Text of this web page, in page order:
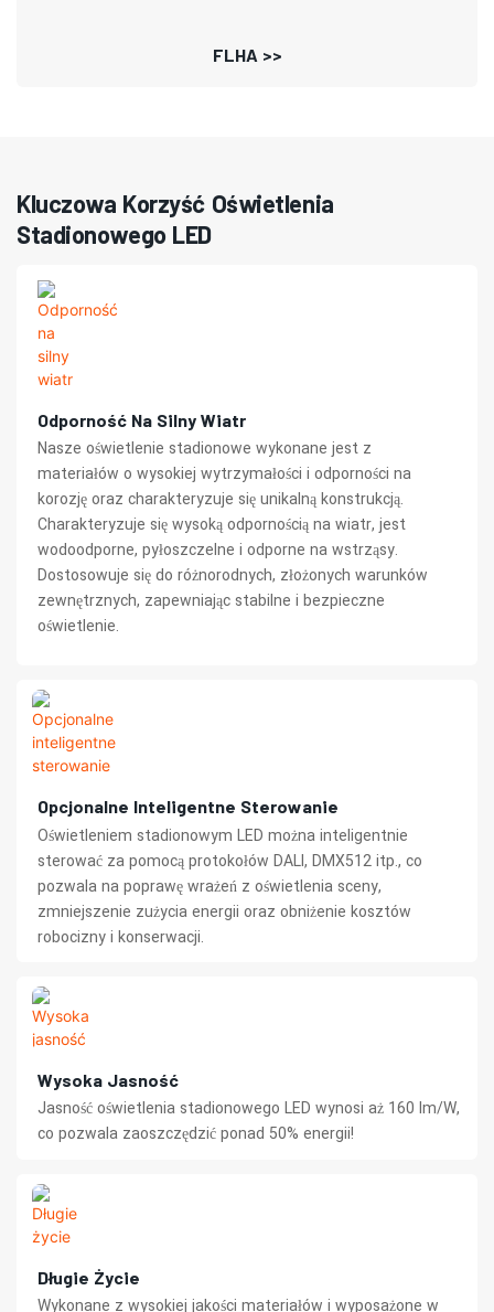
FLHA >>
Kluczowa Korzyść Oświetlenia
Stadionowego LED
Odporność Na Silny Wiatr
Nasze oświetlenie stadionowe wykonane jest z
materiałów o wysokiej wytrzymałości i odporności na
korozję oraz charakteryzuje się unikalną konstrukcją.
Charakteryzuje się wysoką odpornością na wiatr, jest
wodoodporne, pyłoszczelne i odporne na wstrząsy.
Dostosowuje się do różnorodnych, złożonych warunków
zewnętrznych, zapewniając stabilne i bezpieczne
oświetlenie.
Opcjonalne Inteligentne Sterowanie
Oświetleniem stadionowym LED można inteligentnie
sterować za pomocą protokołów DALI, DMX512 itp., co
pozwala na poprawę wrażeń z oświetlenia sceny,
zmniejszenie zużycia energii oraz obniżenie kosztów
robocizny i konserwacji.
Wysoka Jasność
Jasność oświetlenia stadionowego LED wynosi aż 160 lm/W,
co pozwala zaoszczędzić ponad 50% energii!
Długie Życie
Wykonane z wysokiej jakości materiałów i wyposażone w